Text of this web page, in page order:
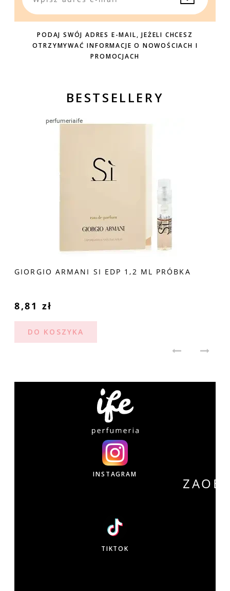
PODAJ SWÓJ ADRES E-MAIL, JEŻELI CHCESZ
OTRZYMYWAĆ INFORMACJE O NOWOŚCIACH I
PROMOCJACH
BESTSELLERY
GIORGIO ARMANI SI EDP 1,2 ML PRÓBKA
8,81 zł
DO KOSZYKA
INSTAGRAM
TIKTOK